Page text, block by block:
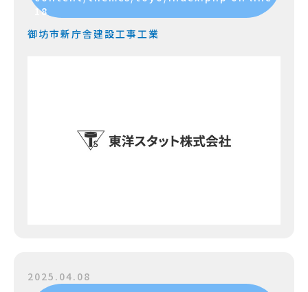
18
御坊市新庁舎建設工事工業
2025.04.08